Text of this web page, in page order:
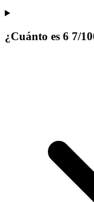
¿Cuánto es 6 7/